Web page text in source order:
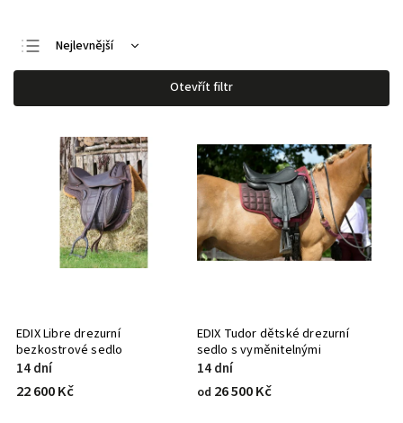
Nejlevnější
Nejdražší
Nejprodávanější
Abecedně
Otevřít filtr
EDIX Libre drezurní
bezkostrové sedlo
14 dní
22 600 Kč
EDIX Tudor dětské drezurní
sedlo s vyměnitelnými
železnými komorami Soft Tree
14 dní
od 26 500 Kč